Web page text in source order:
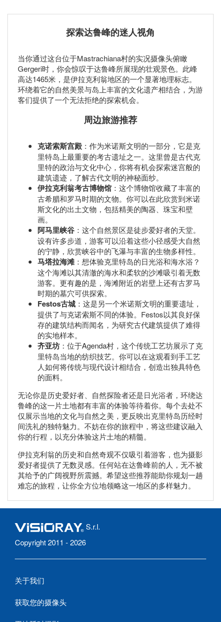
探索达鲁峰的迷人视角
当你通过这台位于Mastrachiana村的实况摄像头俯瞰
Gergeri时，你会惊叹于达鲁峰所展现的壮观景色。此峰
高达1465米，是伊拉克利翁地区的一个显著地理标志。
环绕着它的自然美景与岛上丰富的文化遗产相结合，为游
客们提供了一个无法拒绝的探索机会。
周边旅游推荐
克诺索斯宫殿：作为米诺斯文明的一部分，它是克
里特岛上最重要的考古遗址之一。这里曾是古代克
里特的政治与文化中心，你将有机会探索迷宫般的
建筑遗迹，了解古代文明的神秘面纱。
伊拉克利翁考古博物馆 ：这个博物馆收藏了丰富的
古希腊和罗马时期的文物。你可以在此欣赏到米诺
斯文化的出土文物，包括精美的陶器、珠宝和壁
画。
阿马里峡谷 ：这个自然景区是徒步爱好者的天堂。
设有许多步道，游客可以沿着这些小径感受大自然
的宁静，欣赏峡谷中的飞瀑与丰富的生物多样性。
马塔拉海滩 ：想体验克里特岛的日光浴和海水浴？
这个海滩以其清澈的海水和柔软的沙滩吸引着无数
游客。更有趣的是，海滩附近的岩壁上还有古罗马
时期的墓穴可供探索。
Festos古城 ：这是另一个米诺斯文明的重要遗址，
提供了与克诺索斯不同的体验。Festos以其良好保
存的建筑结构而闻名，为研究古代建筑提供了难得
的实地样本。
齐亚坊 ：位于Agenda村，这个传统工艺坊展示了克
里特岛当地的纺织技艺。你可以在这观看到手工艺
人如何将传统与现代设计相结合，创造出独具特色
的面料。
无论你是历史爱好者、自然探险者还是日光浴者，环绕达
鲁峰的这一片土地都有丰富的体验等待着你。每个去处不
仅展示当地的文化与自然之美，更反映出克里特岛历经时
间洗礼的独特魅力。不妨在你的旅程中，将这些建议融入
你的行程，以充分体验这片土地的精髓。
伊拉克利翁的历史和自然奇观不仅吸引着游客，也为摄影
爱好者提供了无数灵感。任何站在达鲁峰前的人，无不被
其给予的广阔视野所震撼。希望这些推荐能助你规划一趟
难忘的旅程，让你全方位地领略这一地区的多样魅力。
S.r.l.
Copyright 2011 - 2026
关于我们
获取您的摄像头